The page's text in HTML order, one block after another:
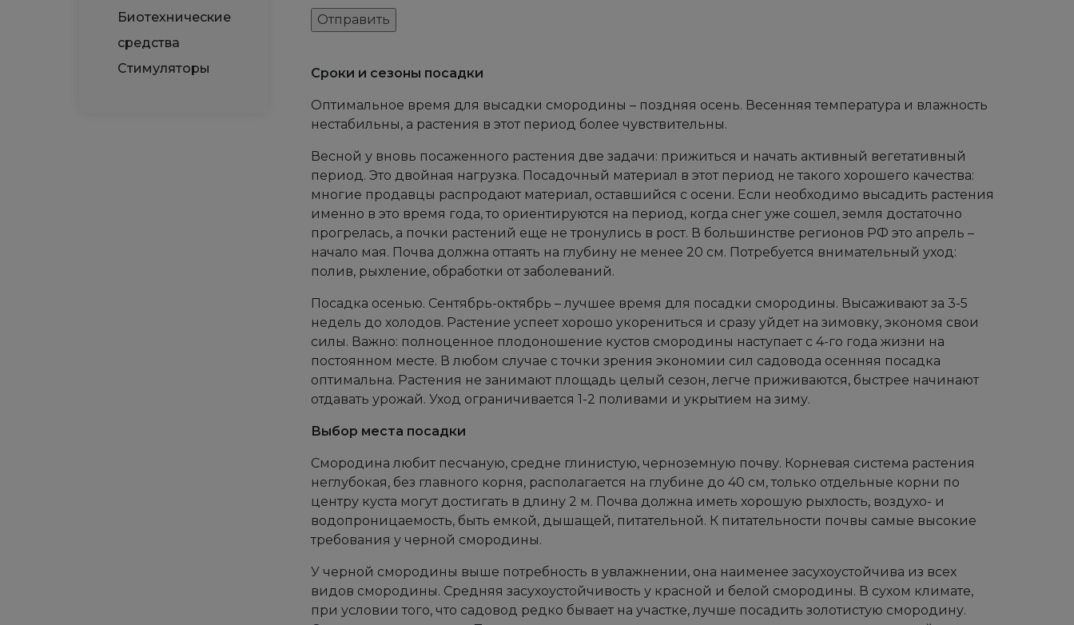
Биотехнические
средства
Стимуляторы
Сроки и сезоны посадки
Оптимальное время для высадки смородины – поздняя осень. Весенняя температура и влажность
нестабильны, а растения в этот период более чувствительны.
Весной у вновь посаженного растения две задачи: прижиться и начать активный вегетативный
период. Это двойная нагрузка. Посадочный материал в этот период не такого хорошего качества:
многие продавцы распродают материал, оставшийся с осени. Если необходимо высадить растения
именно в это время года, то ориентируются на период, когда снег уже сошел, земля достаточно
прогрелась, а почки растений еще не тронулись в рост. В большинстве регионов РФ это апрель –
начало мая. Почва должна оттаять на глубину не менее 20 см. Потребуется внимательный уход:
полив, рыхление, обработки от заболеваний.
Посадка осенью. Сентябрь-октябрь – лучшее время для посадки смородины. Высаживают за 3-5
недель до холодов. Растение успеет хорошо укорениться и сразу уйдет на зимовку, экономя свои
силы. Важно: полноценное плодоношение кустов смородины наступает с 4-го года жизни на
постоянном месте. В любом случае с точки зрения экономии сил садовода осенняя посадка
оптимальна. Растения не занимают площадь целый сезон, легче приживаются, быстрее начинают
отдавать урожай. Уход ограничивается 1-2 поливами и укрытием на зиму.
Выбор места посадки
Смородина любит песчаную, средне глинистую, черноземную почву. Корневая система растения
неглубокая, без главного корня, располагается на глубине до 40 см, только отдельные корни по
центру куста могут достигать в длину 2 м. Почва должна иметь хорошую рыхлость, воздухо- и
водопроницаемость, быть емкой, дышащей, питательной. К питательности почвы самые высокие
требования у черной смородины.
У черной смородины выше потребность в увлажнении, она наименее засухоустойчива из всех
видов смородины. Средняя засухоустойчивость у красной и белой смородины. В сухом климате,
при условии того, что садовод редко бывает на участке, лучше посадить золотистую смородину.